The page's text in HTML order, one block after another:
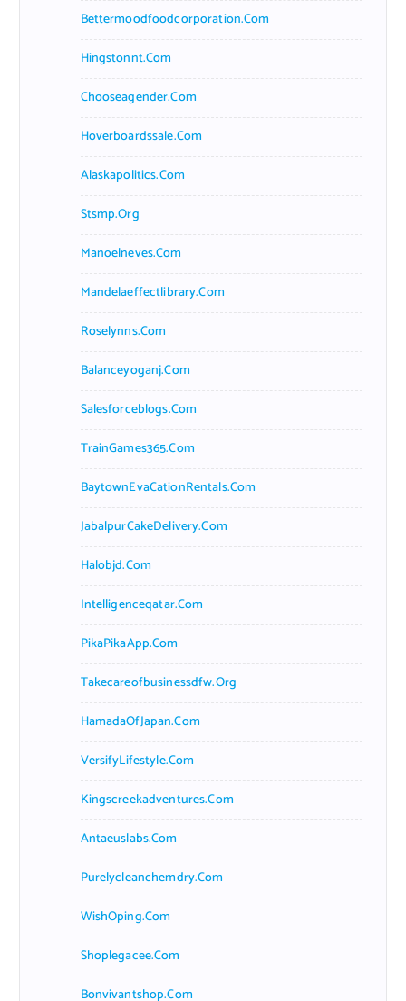
Bettermoodfoodcorporation.com
Hingstonnt.com
Chooseagender.com
Hoverboardssale.com
Alaskapolitics.com
Stsmp.org
Manoelneves.com
Mandelaeffectlibrary.com
Roselynns.com
Balanceyoganj.com
Salesforceblogs.com
TrainGames365.com
BaytownEvaCationRentals.com
JabalpurCakeDelivery.com
Halobjd.com
Intelligenceqatar.com
PikaPikaApp.com
Takecareofbusinessdfw.org
HamadaOfJapan.com
VersifyLifestyle.com
Kingscreekadventures.com
Antaeuslabs.com
Purelycleanchemdry.com
WishOping.com
Shoplegacee.com
Bonvivantshop.com